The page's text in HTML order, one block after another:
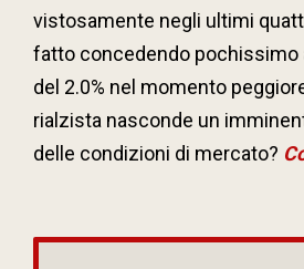
vistosamente negli ultimi
fatto concedendo pochissimo
del 2.0% nel momento
rialzista nasconde un
delle condizioni di mercato?